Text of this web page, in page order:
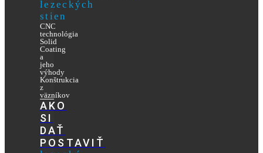
lezeckých
stien
CNC
technológia
Solid
Coating
a
jeho
výhody
Konštrukcia
z
väzníkov
AKO
SI
DAŤ
POSTAVIŤ